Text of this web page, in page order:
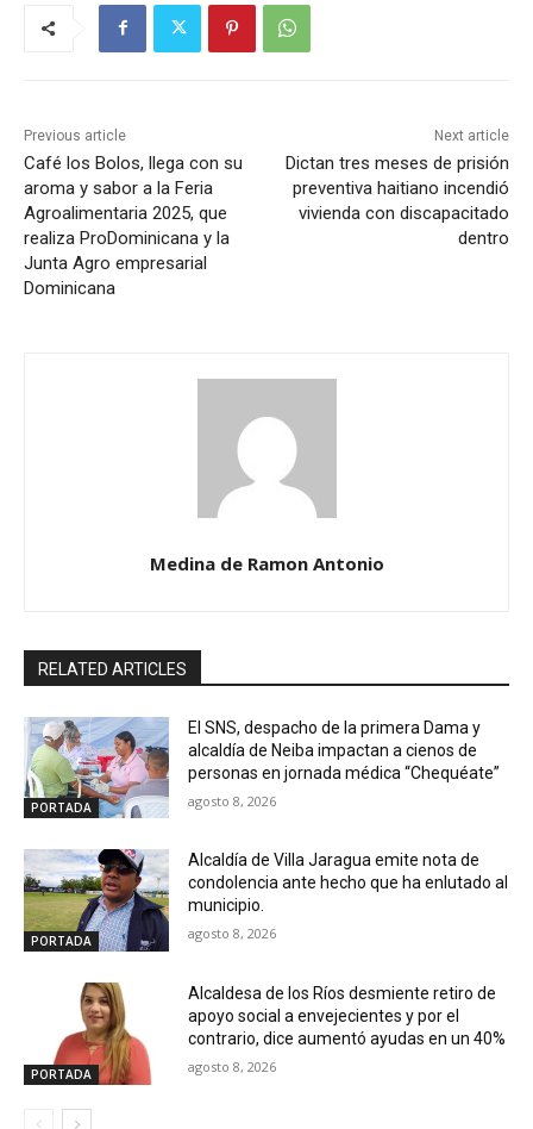
Previous article
Café los Bolos, llega con su
aroma y sabor a la Feria
Agroalimentaria 2025, que
realiza ProDominicana y la
Junta Agro empresarial
Dominicana
Next article
Dictan tres meses de prisión
preventiva haitiano incendió
vivienda con discapacitado
dentro
Medina de Ramon Antonio
RELATED ARTICLES
PORTADA
El SNS, despacho de la primera Dama y
alcaldía de Neiba impactan a cienos de
personas en jornada médica “Chequéate”
agosto 8, 2026
PORTADA
Alcaldía de Villa Jaragua emite nota de
condolencia ante hecho que ha enlutado al
municipio.
agosto 8, 2026
PORTADA
Alcaldesa de los Ríos desmiente retiro de
apoyo social a envejecientes y por el
contrario, dice aumentó ayudas en un 40%
agosto 8, 2026